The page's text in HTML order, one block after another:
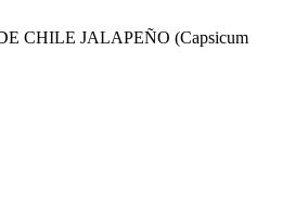
CHILE JALAPEÑO (Capsicum